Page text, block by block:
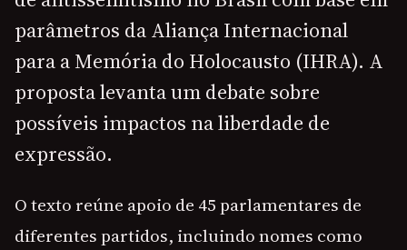
parâmetros da Aliança Internacional
para a Memória do Holocausto (IHRA). A
proposta levanta um debate sobre
possíveis impactos na liberdade de
expressão.
O texto reúne apoio de 45 parlamentares de
diferentes partidos, incluindo nomes como